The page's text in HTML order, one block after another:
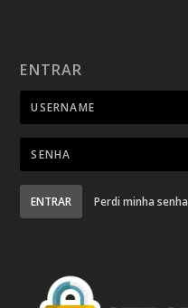
ENTRAR
ENTRAR Perdi minha senha